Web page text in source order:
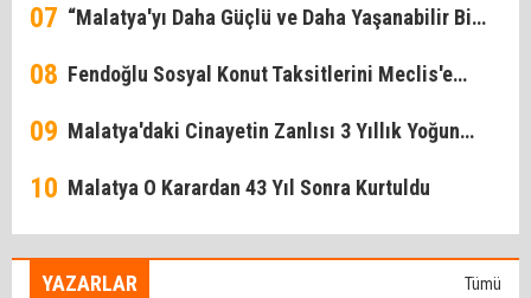
07 “Malatya'yı Daha Güçlü ve Daha Yaşanabilir Bir
Şehir Haline Getireceğiz
08 Fendoğlu Sosyal Konut Taksitlerini Meclis'e
Taşıdı!
09 Malatya'daki Cinayetin Zanlısı 3 Yıllık Yoğun
Bakım Sürecinin Ardından Öldü
10 Malatya O Karardan 43 Yıl Sonra Kurtuldu
YAZARLAR Tümü